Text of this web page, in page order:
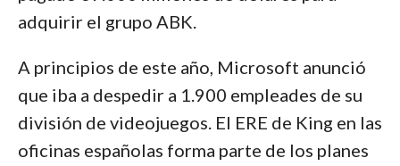
adquirir el grupo ABK.
A principios de este año, Microsoft anunció
que iba a despedir a 1.900 empleades de su
división de videojuegos. El ERE de King en las
oficinas españolas forma parte de los planes